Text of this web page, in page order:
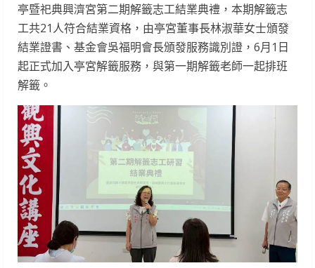
亭暨祀典興濟宮第二期解籤志工結業典禮，本期解籤志
工共21人符合結業資格，由亭宮董事長林淑華女士頒發
結業證書、基金會吳福明會長頒發服務識別證，6月1日
起正式加入亭宮解籤服務，與第一期解籤老師一起排班
解籤。